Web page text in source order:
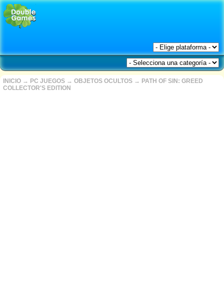
INICIO → PC JUEGOS → OBJETOS OCULTOS → PATH OF SIN: GREED
COLLECTOR'S EDITION